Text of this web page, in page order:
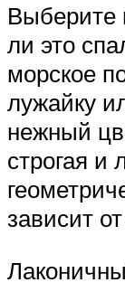
Выберите
ли это
морское
лужайку
нежный
строгая и
зависит